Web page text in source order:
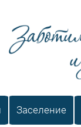
Заселение